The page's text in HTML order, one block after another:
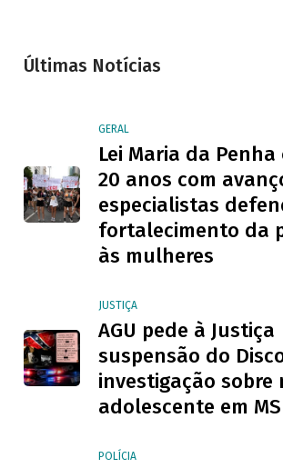
Últimas Notícias
GERAL
Lei Maria da
20 anos com
especialistas
fortalecimento da
às mulheres
JUSTIÇA
AGU pede à Justiça
suspensão do
investigação sobre
adolescente em MS
POLÍCIA